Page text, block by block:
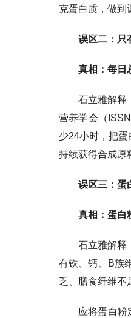
克蛋白质，做到
误区二：只
真相：每日
石立雅解释
营养学会（
少24小时，把
持续获得合成原
误区三：蛋
真相：蛋白
石立雅解释
有铁、钙、B族
乏、膳食纤维不
应将蛋白粉